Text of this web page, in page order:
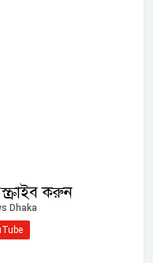
করুন